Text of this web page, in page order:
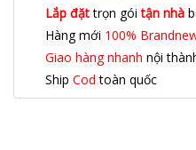
Lắp đặttrọn góitận nhà
Hàng mới 100%
Giao hàng nhanh nội
Ship Cod toàn quốc